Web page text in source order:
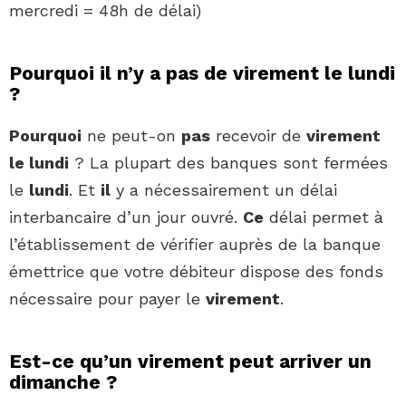
mercredi = 48h de délai)
Pourquoi il n’y a pas de virement le lundi
?
Pourquoi ne peut-on pas recevoir de virement
le lundi ? La plupart des banques sont fermées
le lundi. Et il y a nécessairement un délai
interbancaire d’un jour ouvré. Ce délai permet à
l’établissement de vérifier auprès de la banque
émettrice que votre débiteur dispose des fonds
nécessaire pour payer le virement.
Est-ce qu’un virement peut arriver un
dimanche ?